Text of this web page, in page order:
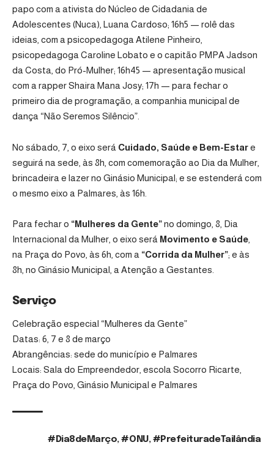
papo com a ativista do Núcleo de Cidadania de
Adolescentes (Nuca), Luana Cardoso; 16h5 — rolê das
ideias, com a psicopedagoga Atilene Pinheiro,
psicopedagoga Caroline Lobato e o capitão PMPA Jadson
da Costa, do Pró-Mulher; 16h45 — apresentação musical
com a rapper Shaira Mana Josy; 17h — para fechar o
primeiro dia de programação, a companhia municipal de
dança “Não Seremos Silêncio”.
No sábado, 7, o eixo será Cuidado, Saúde e Bem-Estare
seguirá na sede, às 8h, com comemoração ao Dia da Mulher,
brincadeira e lazer no Ginásio Municipal; e se estenderá com
o mesmo eixo a Palmares, às 16h.
Para fechar o “Mulheres da Gente”no domingo, 8, Dia
Internacional da Mulher, o eixo será Movimento e Saúde
na Praça do Povo, às 6h, com a “Corrida da Mulher”; e às
8h, no Ginásio Municipal, a Atenção a Gestantes.
Serviço
Celebração especial “Mulheres da Gente”
Datas: 6, 7 e 8 de março
Abrangências: sede do município e Palmares
Locais: Sala do Empreendedor, escola Socorro Ricarte,
Praça do Povo, Ginásio Municipal e Palmares
#Dia8deMarço,#ONU,#PrefeituradeTailândia